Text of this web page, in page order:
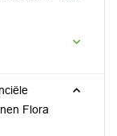
Flora